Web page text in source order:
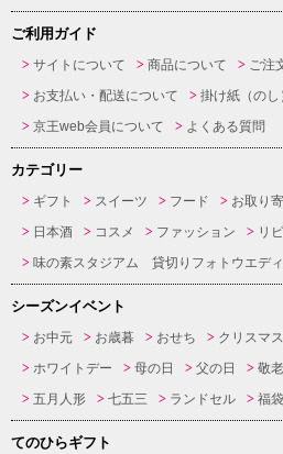
ご利用ガイド
サイトについて 商品について
ご注
お支払い・配送について
掛け紙（の
京王web会員について
よくある質問
カテゴリー
ギフト スイーツ フード お取り
日本酒
コスメ ファッション リ
味の素スタジアム 貸切りフォトウエデ
シーズンイベント
お中元 お歳暮 おせち クリスマ
ホワイトデー
母の日 父の日 敬
五月人形
七五三 ランドセル 福袋
てのひらギフト